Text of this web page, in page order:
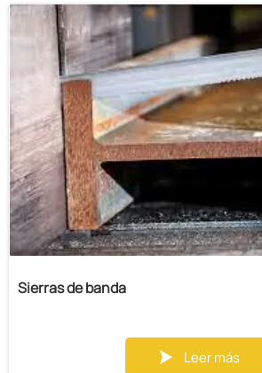
que es fácil de operar;
5. La función de girar 0°～45°
Sierras de banda
 Leer más